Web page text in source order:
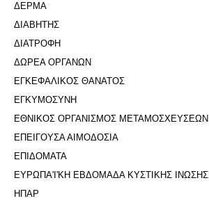
ΔΕΡΜΑ
ΔΙΑΒΗΤΗΣ
ΔΙΑΤΡΟΦΗ
ΔΩΡΕΑ ΟΡΓΑΝΩΝ
ΕΓΚΕΦΑΛΙΚΟΣ ΘΑΝΑΤΟΣ
ΕΓΚΥΜΟΣΥΝΗ
ΕΘΝΙΚΟΣ ΟΡΓΑΝΙΣΜΟΣ ΜΕΤΑΜΟΣΧΕΥΣΕΩΝ
ΕΠΕΙΓΟΥΣΑ ΑΙΜΟΔΟΣΙΑ
ΕΠΙΔΟΜΑΤΑ
ΕΥΡΩΠΑ'Ι'ΚΗ ΕΒΔΟΜΑΔΑ ΚΥΣΤΙΚΗΣ ΙΝΩΣΗΣ
ΗΠΑΡ